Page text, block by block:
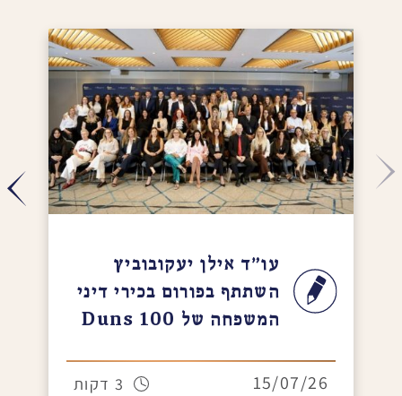
עו"ד אילן יעקובוביץ
השתתף בפורום בכירי דיני
המשפחה של Duns 100
15/07/26 3 דקות